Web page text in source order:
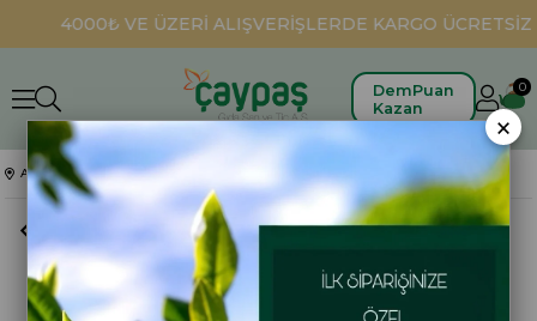
4000₺ VE ÜZERİ ALIŞVERİŞLERDE KARGO ÜCRETSİZ
DemPuan
Kazan
0
Anasayfa Bitki Çayları Herdem Yeşil Papatya Çayı Süzen Poşet 160 Gr
×